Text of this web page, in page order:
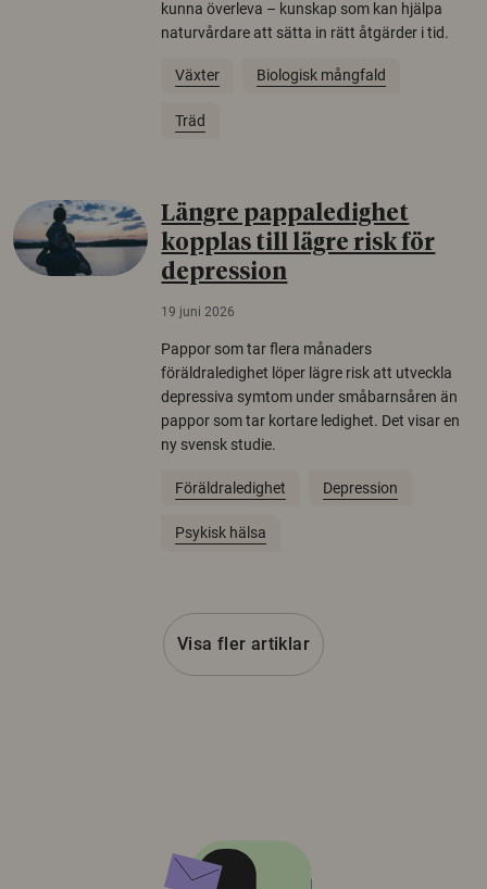
kunna överleva – kunskap som kan hjälpa
naturvårdare att sätta in rätt åtgärder i tid.
Växter Biologisk mångfald
Träd
Längre pappaledighet
kopplas till lägre risk för
depression
19 juni 2026
Pappor som tar flera månaders
föräldraledighet löper lägre risk att utveckla
depressiva symtom under småbarnsåren än
pappor som tar kortare ledighet. Det visar en
ny svensk studie.
Föräldraledighet Depression
Psykisk hälsa
Visa fler artiklar